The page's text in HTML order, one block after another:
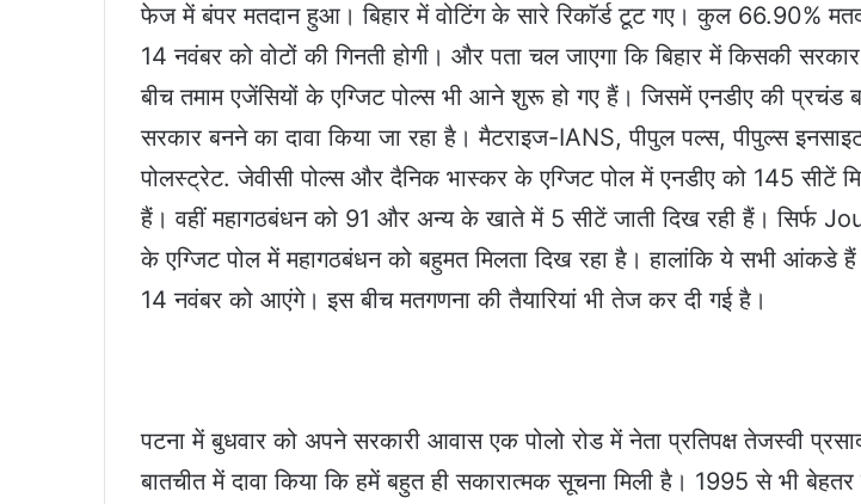
फेज में बंपर मतदान हुआ। बिहार में वोटिंग के सारे रिकॉर्ड टूट गए। कुल 66.90%
14 नवंबर को वोटों की गिनती होगी। और पता चल जाएगा कि बिहार में किसकी
बीच तमाम एजेंसियों के एग्जिट पोल्स भी आने शुरू हो गए हैं। जिसमें एनडीए की प्रचंड
सरकार बनने का दावा किया जा रहा है। मैटराइज-IANS, पीपुल पल्स, पीपुल्स
पोलस्ट्रेट. जेवीसी पोल्स और दैनिक भास्कर के एग्जिट पोल में एनडीए को 145 सीटें
हैं। वहीं महागठबंधन को 91 और अन्य के खाते में 5 सीटें जाती दिख रही हैं। सिर्फ
के एग्जिट पोल में महागठबंधन को बहुमत मिलता दिख रहा है। हालांकि ये सभी आंकडे
14 नवंबर को आएंगे। इस बीच मतगणना की तैयारियां भी तेज कर दी गई है।
पटना में बुधवार को अपने सरकारी आवास एक पोलो रोड में नेता प्रतिपक्ष तेजस्वी
बातचीत में दावा किया कि हमें बहुत ही सकारात्मक सूचना मिली है। 1995 से भी